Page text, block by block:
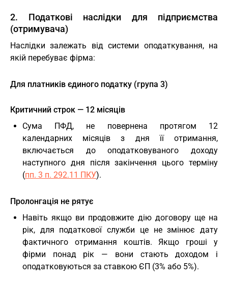
2. Податкові наслідки для підприємства
(отримувача)
Наслідки залежать від системи оподаткування, на
якій перебуває фірма:
Для платників єдиного податку (група 3)
Критичний строк — 12 місяців
Сума ПФД, не повернена протягом 12
календарних місяців з дня її отримання,
включається до оподатковуваного доходу
наступного дня після закінчення цього терміну
(пп. 3 п. 292.11 ПКУ).
Пролонгація не рятує
Навіть якщо ви продовжите дію договору ще на
рік, для податкової служби це не змінює дату
фактичного отримання коштів. Якщо гроші у
фірми понад рік — вони стають доходом і
оподатковуються за ставкою ЄП (3% або 5%).